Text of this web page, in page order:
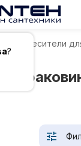
?
Смесители